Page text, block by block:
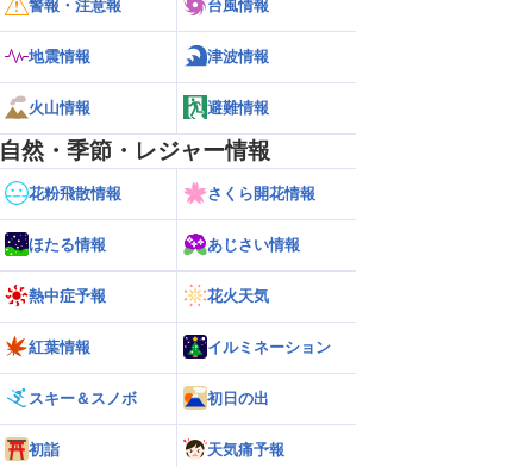
警報・注意報 台風情報
地震情報 津波情報
火山情報 避難情報
自然・季節・レジャー情報
花粉飛散情報 さくら開花情報
ほたる情報 あじさい情報
熱中症予報 花火天気
紅葉情報 イルミネーション
スキー＆スノボ 初日の出
初詣 天気痛予報